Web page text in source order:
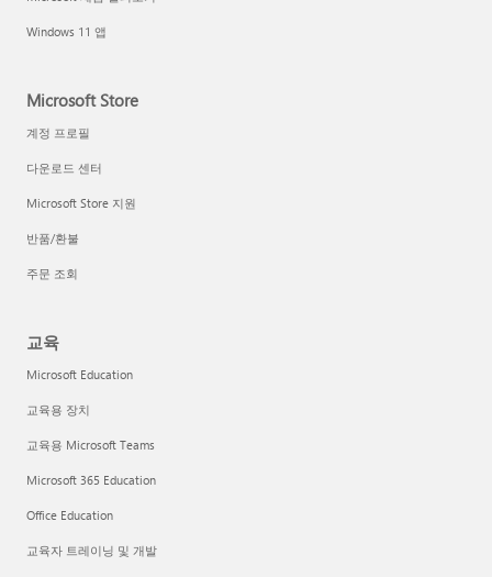
Windows 11 앱
Microsoft Store
계정 프로필
다운로드 센터
Microsoft Store 지원
반품/환불
주문 조회
교육
Microsoft Education
교육용 장치
교육용 Microsoft Teams
Microsoft 365 Education
Office Education
교육자 트레이닝 및 개발